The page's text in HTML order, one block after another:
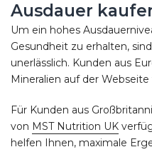
Ausdauer
Um ein hohes
Gesundheit zu erhalten,
unerlässlich. Kunden aus
Mineralien auf der Webseite
Für Kunden aus
von MST Nutrition UK
helfen Ihnen, maximale